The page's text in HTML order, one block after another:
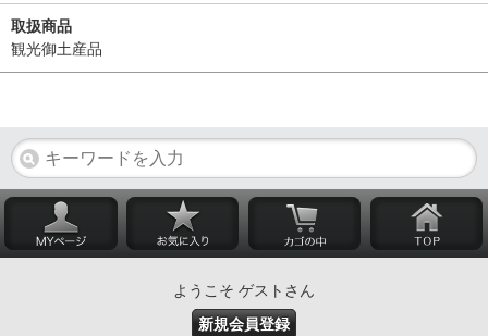
取扱商品
観光御土産品
ようこそ ゲストさん
新規会員登録